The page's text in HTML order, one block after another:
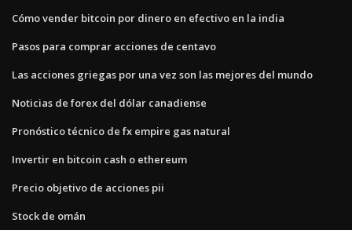
Cómo vender bitcoin por dinero en efectivo en la india
Pasos para comprar acciones de centavo
Las acciones griegas por una vez son las mejores del mundo
Noticias de forex del dólar canadiense
Pronóstico técnico de fx empire gas natural
Invertir en bitcoin cash o ethereum
Precio objetivo de acciones pii
Stock de omán